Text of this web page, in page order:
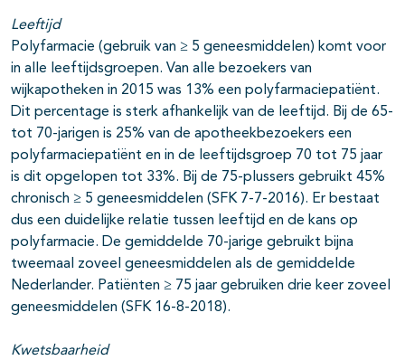
Leeftijd
Polyfarmacie (gebruik van ≥ 5 geneesmiddelen) komt voor
in alle leeftijdsgroepen. Van alle bezoekers van
wijkapotheken in 2015 was 13% een polyfarmaciepatiënt.
Dit percentage is sterk afhankelijk van de leeftijd. Bij de 65-
tot 70-jarigen is 25% van de apotheekbezoekers een
polyfarmaciepatiënt en in de leeftijdsgroep 70 tot 75 jaar
is dit opgelopen tot 33%. Bij de 75-plussers gebruikt 45%
chronisch ≥ 5 geneesmiddelen (SFK 7-7-2016). Er bestaat
dus een duidelijke relatie tussen leeftijd en de kans op
polyfarmacie. De gemiddelde 70-jarige gebruikt bijna
tweemaal zoveel geneesmiddelen als de gemiddelde
Nederlander. Patiënten ≥ 75 jaar gebruiken drie keer zoveel
geneesmiddelen (SFK 16-8-2018).
Kwetsbaarheid